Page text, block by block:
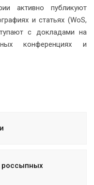
активно публикуют
и статьях (WoS,
с докладами на
конференциях и
россыпных